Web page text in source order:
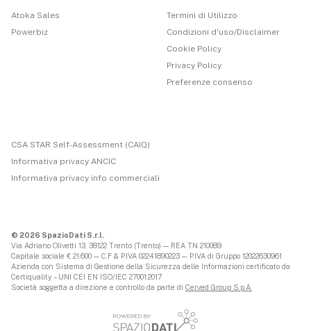
Atoka Sales
Powerbiz
Termini di Utilizzo
Condizioni d'uso/Disclaimer
Cookie Policy
Privacy Policy
Preferenze consenso
CSA STAR Self-Assessment (CAIQ)
Informativa privacy ANCIC
Informativa privacy info commerciali
© 2026 SpazioDati S.r.l.
Via Adriano Olivetti 13, 38122 Trento (Trento) — REA TN 210089
Capitale sociale € 21.600 — C.F & P.IVA 02241890223 — P.IVA di Gruppo 12022630961
Azienda con Sistema di Gestione della Sicurezza delle Informazioni certificato da
Certiquality – UNI CEI EN ISO/IEC 27001:2017
Società soggetta a direzione e controllo da parte di Cerved Group S.p.A.